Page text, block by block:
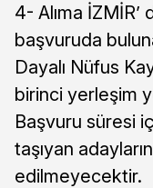
4- Alıma
başvuruda
Dayalı Nüfus
birinci yerleşim
Başvuru süresi
taşıyan
edilmeyecektir.